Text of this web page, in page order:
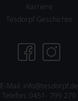
Karriere
Tesdorpf Geschichte
E-Mail: info@tesdorpf.de
Telefon: 0451- 799 270